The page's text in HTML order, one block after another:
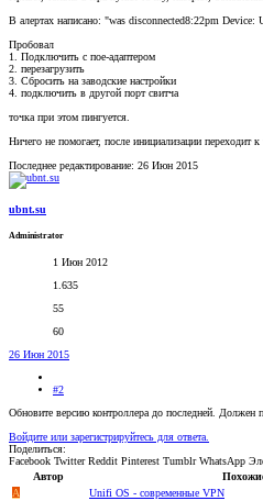
В алертах написано: "was disconnected8:22pm
Пробовал
1. Подключить с пое-адаптером
2. перезагрузить
3. Сбросить на заводские настройки
4. подключить в другой порт свитча
точка при этом пингуется.
Ничего не помогает, после инициализации
Последнее редактирование: 26 Июн 2015
ubnt.su
Administrator
1 Июн 2012
1.635
55
60
26 Июн 2015
#2
Обновите версию контроллера до последней. Должен
Войдите или зарегистрируйтесь для ответа.
Поделиться:
Facebook Twitter Reddit Pinterest Tumblr WhatsApp
Автор
A
Unifi OS - современные VPN